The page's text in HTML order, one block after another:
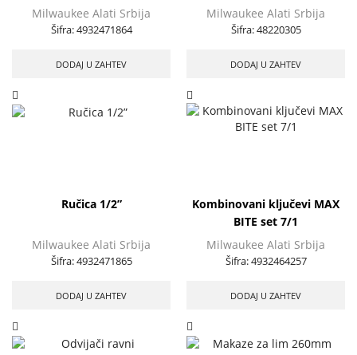
Milwaukee Alati Srbija
Šifra:4932471864
DODAJ U ZAHTEV
Milwaukee Alati Srbija
Šifra:48220305
DODAJ U ZAHTEV
Ručica 1/2”
Milwaukee Alati Srbija
Šifra:4932471865
DODAJ U ZAHTEV
Kombinovani ključevi MAX
BITE set 7/1
Milwaukee Alati Srbija
Šifra:4932464257
DODAJ U ZAHTEV